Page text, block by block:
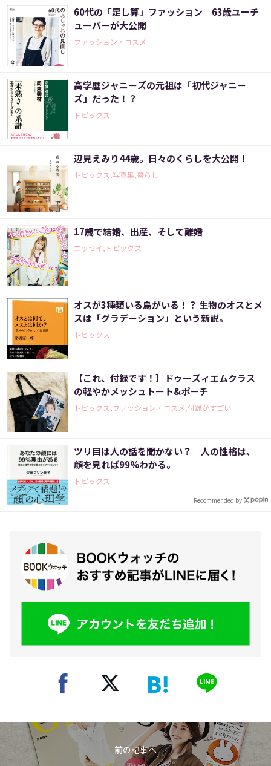
60代の「足し算」ファッション 63歳ユーチ
ューバーが大公開
ファッション・コスメ
高学歴ジャニーズの元祖は「初代ジャニー
ズ」だった！？
トピックス
辺見えみり44歳。日々のくらしを大公開！
トピックス,写真集,暮らし
17歳で結婚、出産、そして離婚
エッセイ,トピックス
オスが3種類いる鳥がいる！？ 生物のオスとメ
スは「グラデーション」という新説。
トピックス
【これ、付録です！】ドゥーズィエムクラス
の軽やかメッシュトート&ポーチ
トピックス,ファッション・コスメ,付録がすごい
ツリ目は人の話を聞かない？ 人の性格は、
顔を見れば99%わかる。
トピックス
Recommended by
前の記事へ